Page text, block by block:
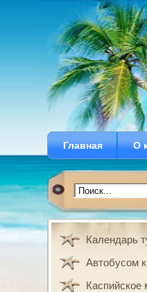
Главная О
Календарь
Автобусом
Каспийское